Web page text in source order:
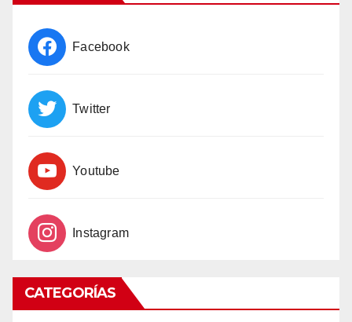
Facebook
Twitter
Youtube
Instagram
CATEGORÍAS